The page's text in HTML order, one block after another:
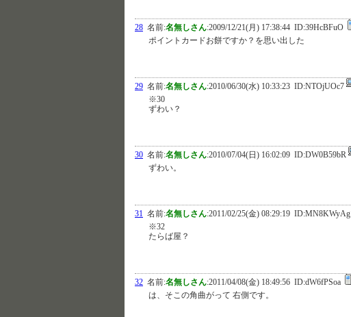
28 名前:名無しさん:2009/12/21(月) 17:38:44 ID:39HcBFuO
ポイントカードお餅ですか？を思い出した
29 名前:名無しさん:2010/06/30(水) 10:33:23 ID:NTOjUOc7
※30
ずわい？
30 名前:名無しさん:2010/07/04(日) 16:02:09 ID:DW0B59bR
ずわい。
31 名前:名無しさん:2011/02/25(金) 08:29:19 ID:MN8KWyAg
※32
たらば屋？
32 名前:名無しさん:2011/04/08(金) 18:49:56 ID:dW6fPSoa
は、そこの角曲がって 右側です。